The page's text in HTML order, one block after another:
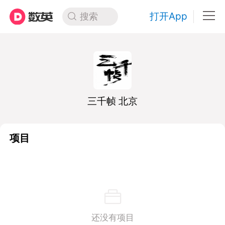
搜索 打开App
三千帧 北京
项目
还没有项目